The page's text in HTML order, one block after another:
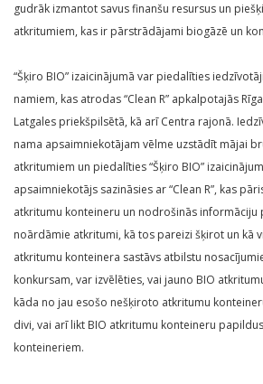
gudrāk izmantot savus finanšu resursus un
atkritumiem, kas ir pārstrādājami biogāzē un
“Šķiro BIO” izaicinājumā var piedalīties
namiem, kas atrodas “Clean R” apkalpotajās
Latgales priekšpilsētā, kā arī Centra rajonā.
nama apsaimniekotājam vēlme uzstādīt mājai
atkritumiem un piedalīties “Šķiro BIO”
apsaimniekotājs sazināsies ar “Clean R”, kas
atkritumu konteineru un nodrošinās informāciju
noārdāmie atkritumi, kā tos pareizi šķirot un kā
atkritumu konteinera sastāvs atbilstu
konkursam, var izvēlēties, vai jauno BIO
kāda no jau esošo nešķiroto atkritumu
divi, vai arī likt BIO atkritumu konteineru
konteineriem.